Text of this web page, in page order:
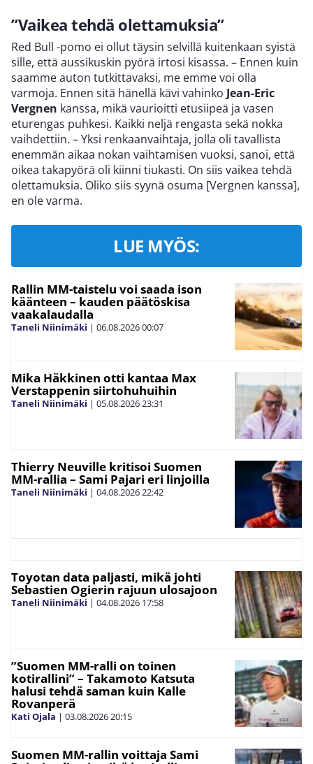
”Vaikea tehdä olettamuksia”
Red Bull -pomo ei ollut täysin selvillä kuitenkaan syistä
sille, että aussikuskin pyörä irtosi kisassa. – Ennen kuin
saamme auton tutkittavaksi, me emme voi olla
varmoja. Ennen sitä hänellä kävi vahinko Jean-Eric
Vergnen kanssa, mikä vaurioitti etusiipeä ja vasen
eturengas puhkesi. Kaikki neljä rengasta sekä nokka
vaihdettiin. – Yksi renkaanvaihtaja, jolla oli tavallista
enemmän aikaa nokan vaihtamisen vuoksi, sanoi, että
oikea takapyörä oli kiinni tiukasti. On siis vaikea tehdä
olettamuksia. Oliko siis syynä osuma [Vergnen kanssa],
en ole varma.
LUE MYÖS:
Rallin MM-taistelu voi saada ison
käänteen – kauden päätöskisa
vaakalaudalla
Taneli Niinimäki | 06.08.202600:07
Mika Häkkinen otti kantaa Max
Verstappenin siirtohuhuihin
Taneli Niinimäki | 05.08.202623:31
Thierry Neuville kritisoi Suomen
MM-rallia – Sami Pajari eri linjoilla
Taneli Niinimäki | 04.08.202622:42
Toyotan data paljasti, mikä johti
Sebastien Ogierin rajuun ulosajoon
Taneli Niinimäki | 04.08.2026 17:58
”Suomen MM-ralli on toinen
kotirallini” – Takamoto Katsuta
halusi tehdä saman kuin Kalle
Rovanperä
Kati Ojala | 03.08.202620:15
Suomen MM-rallin voittaja Sami